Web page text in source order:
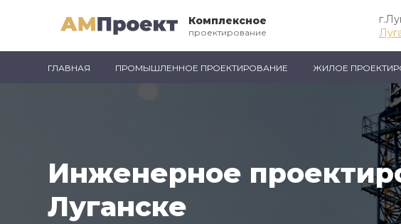
Комплексное
проектирование
ГЛАВНАЯ ПРОМЫШЛЕННОЕ ПРОЕКТИРОВАНИЕ ЖИЛОЕ
Инженерное
Луганске